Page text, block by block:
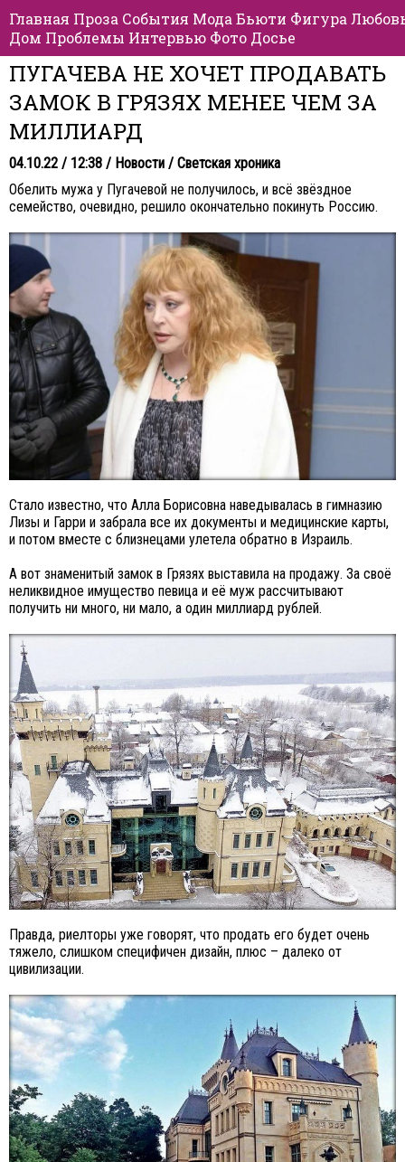
Главная Проза События Мода Бьюти Фигура
Дом Проблемы Интервью Фото Досье
ПУГАЧЕВА НЕ ХОЧЕТ ПРОДАВАТЬ
ЗАМОК В ГРЯЗЯХ МЕНЕЕ ЧЕМ ЗА
МИЛЛИАРД
04.10.22 / 12:38 / Новости / Светская хроника
Обелить мужа у Пугачевой не получилось, и всё звёздное
семейство, очевидно, решило окончательно покинуть Россию.
Стало известно, что Алла Борисовна наведывалась в гимназию
Лизы и Гарри и забрала все их документы и медицинские карты,
и потом вместе с близнецами улетела обратно в Израиль.
А вот знаменитый замок в Грязях выставила на продажу. За своё
неликвидное имущество певица и её муж рассчитывают
получить ни много, ни мало, а один миллиард рублей.
Правда, риелторы уже говорят, что продать его будет очень
тяжело, слишком специфичен дизайн, плюс – далеко от
цивилизации.